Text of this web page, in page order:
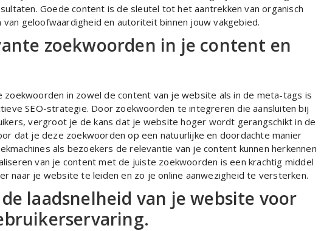
Goede content is de sleutel tot het aantrekken van organisch
geloofwaardigheid en autoriteit binnen jouw vakgebied.
zoekwoorden in je content en
zoekwoorden in zowel de content van je website als in de meta-tags is
SEO-strategie. Door zoekwoorden te integreren die aansluiten bij
vergroot je de kans dat je website hoger wordt gerangschikt in de
dat je deze zoekwoorden op een natuurlijke en doordachte manier
als bezoekers de relevantie van je content kunnen herkennen
van je content met de juiste zoekwoorden is een krachtig middel
naar je website te leiden en zo je online aanwezigheid te versterken.
laadsnelheid van je website voor